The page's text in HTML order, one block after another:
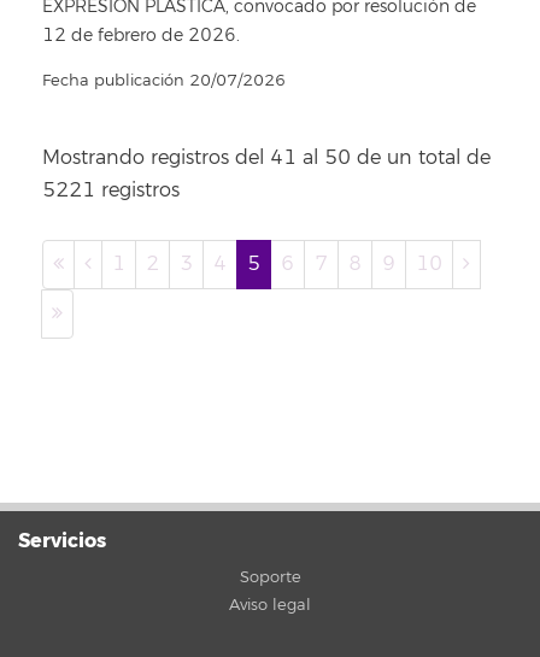
EXPRESION PLASTICA, convocado por resolución de
12 de febrero de 2026.
Fecha publicación 20/07/2026
Mostrando registros del 41 al 50 de un total de
5221 registros
1 2 3 4 5 6 7 8 9 10
Servicios
Soporte
Aviso legal